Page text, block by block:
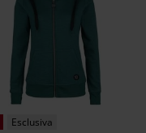
Esclusiva